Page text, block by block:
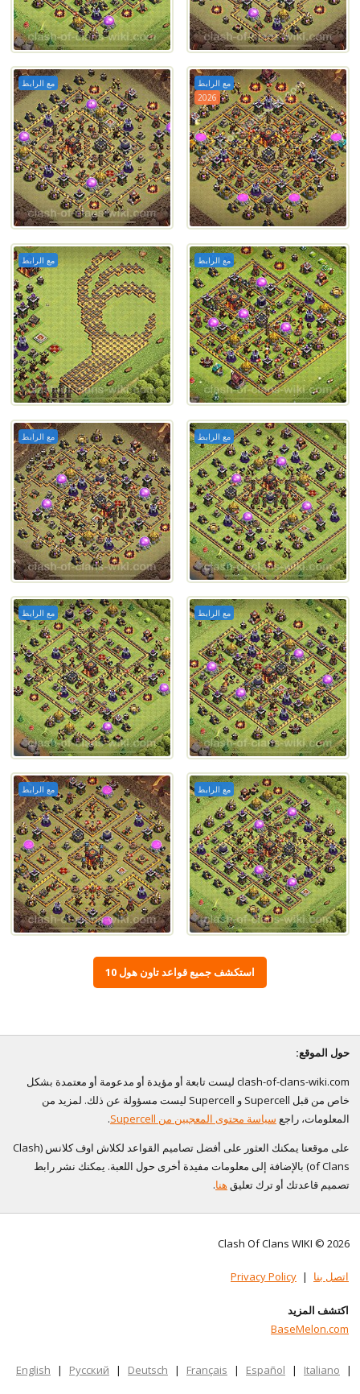
مع الرابط
2026
مع الرابط
مع الرابط مع الرابط
مع الرابط مع الرابط
مع الرابط مع الرابط
مع الرابط مع الرابط
استكشف جميع قواعد تاون هول 10
حول الموقع:
clash-of-clans-wiki.com ليست تابعة أو مؤيدة أو مدعومة أو معتمدة بشكل
خاص من قبل Supercell و Supercell ليست مسؤولة عن ذلك. لمزيد من
المعلومات، راجع سياسة محتوى المعجبين من Supercell
.
على موقعنا يمكنك العثور على أفضل تصاميم القواعد لكلاش اوف كلانس (Clash
of Clans) بالإضافة إلى معلومات مفيدة أخرى حول اللعبة. يمكنك نشر رابط
تصميم قاعدتك أو ترك تعليق هنا.
Clash Of Clans WIKI © 2026
اتصل بنا |
Privacy Policy
اكتشف المزيد
BaseMelon.com
English | Русский | Deutsch | Français | Español | Italiano |